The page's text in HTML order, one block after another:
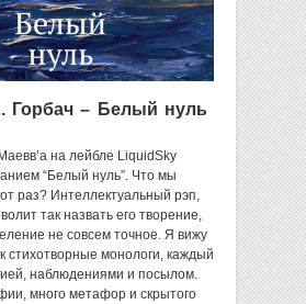
Горбач – Белый нуль
на лейбле LiquidSky
“Белый нуль”. Что мы
раз? Интеллектуальный рэп,
так назвать его творение,
не совсем точное. Я вижу
стихотворные монологи, каждый
наблюдениями и посылом.
много метафор и скрытого